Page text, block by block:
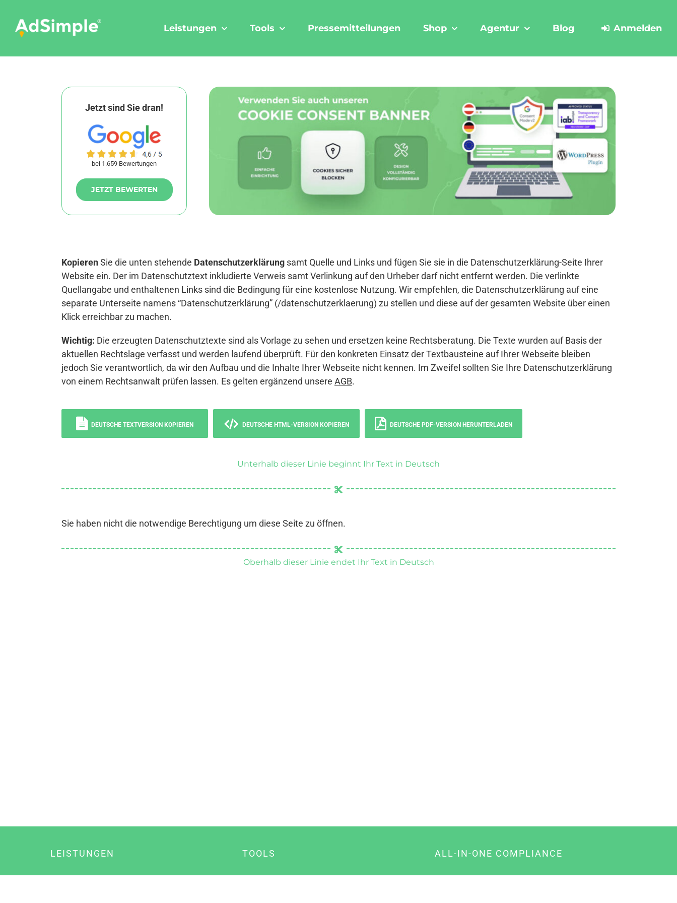
content
Leistungen Tools Pressemitteilungen Shop Agentur Blog Anmelden
Jetzt sind Sie dran!
bei 1.659 Bewertungen
JETZT BEWERTEN
KopierenSie die unten stehende Datenschutzerklärung samt Quelle und Links und fügen Sie sie in die Datenschutzerklärung-Seite Ihrer
Website ein. Der im Datenschutztext inkludierte Verweis samt Verlinkung auf den Urheber darf nicht entfernt werden. Die verlinkte
Quellangabe und enthaltenen Links sind die Bedingung für eine kostenlose Nutzung. Wir empfehlen, die Datenschutzerklärung auf eine
separate Unterseite namens “Datenschutzerklärung” (/datenschutzerklaerung) zu stellen und diese auf der gesamten Website über einen
Klick erreichbar zu machen.
Wichtig: Die erzeugten Datenschutztexte sind als Vorlage zu sehen und ersetzen keine Rechtsberatung. Die Texte wurden auf Basis der
aktuellen Rechtslage verfasst und werden laufend überprüft. Für den konkreten Einsatz der Textbausteine auf Ihrer Webseite bleiben
jedoch Sie verantwortlich, da wir den Aufbau und die Inhalte Ihrer Webseite nicht kennen. Im Zweifel sollten Sie Ihre Datenschutzerklärung
von einem Rechtsanwalt prüfen lassen. Es gelten ergänzend unsere AGB.
DEUTSCHE TEXTVERSION KOPIEREN DEUTSCHE HTML-VERSION KOPIEREN DEUTSCHE PDF-VERSION HERUNTERLADEN
Unterhalb dieser Linie beginnt Ihr Text in Deutsch
Sie haben nicht die notwendige Berechtigung um diese Seite zu öffnen.
Oberhalb dieser Linie endet Ihr Text in Deutsch
LEISTUNGEN TOOLS ALL-IN-ONE COMPLIANCE